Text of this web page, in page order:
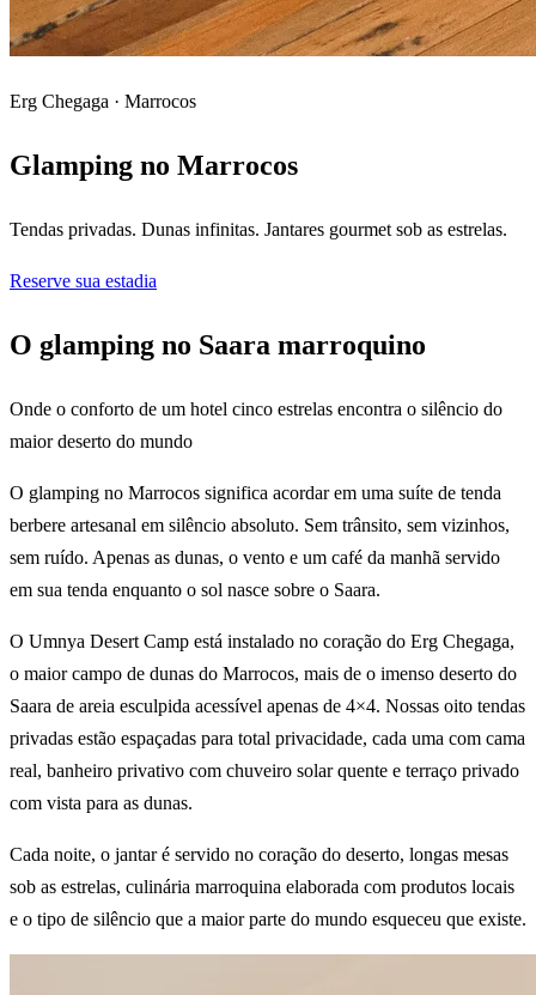
Erg Chegaga · Marrocos
Glamping no Marrocos
Tendas privadas. Dunas infinitas. Jantares gourmet sob as estrelas.
Reserve sua estadia
O glamping no Saara marroquino
Onde o conforto de um hotel cinco estrelas encontra o silêncio do
maior deserto do mundo
O glamping no Marrocos significa acordar em uma suíte de tenda
berbere artesanal em silêncio absoluto. Sem trânsito, sem vizinhos,
sem ruído. Apenas as dunas, o vento e um café da manhã servido
em sua tenda enquanto o sol nasce sobre o Saara.
O Umnya Desert Camp está instalado no coração do Erg Chegaga,
o maior campo de dunas do Marrocos, mais de o imenso deserto do
Saara de areia esculpida acessível apenas de 4×4. Nossas oito tendas
privadas estão espaçadas para total privacidade, cada uma com cama
real, banheiro privativo com chuveiro solar quente e terraço privado
com vista para as dunas.
Cada noite, o jantar é servido no coração do deserto, longas mesas
sob as estrelas, culinária marroquina elaborada com produtos locais
e o tipo de silêncio que a maior parte do mundo esqueceu que existe.